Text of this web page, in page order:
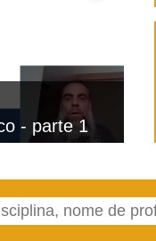
- parte 1